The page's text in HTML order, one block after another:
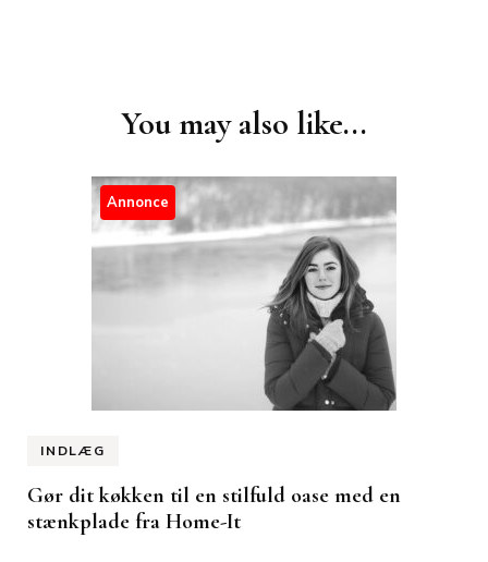
You may also like...
Annonce
INDLÆG
Gør dit køkken til en stilfuld oase med en
stænkplade fra Home-It